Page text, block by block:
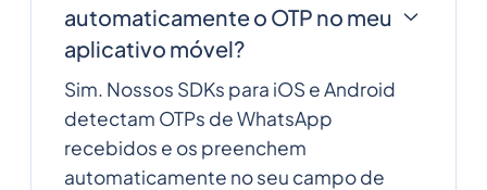
automaticamente o OTP no meu
aplicativo móvel?
Sim. Nossos SDKs para iOS e Android
detectam OTPs de WhatsApp
recebidos e os preenchem
automaticamente no seu campo de